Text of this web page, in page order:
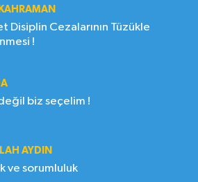
Disiplin Cezalarının Tüzükle
!
biz seçelim !
AYDIN
Gençlik ve sorumluluk